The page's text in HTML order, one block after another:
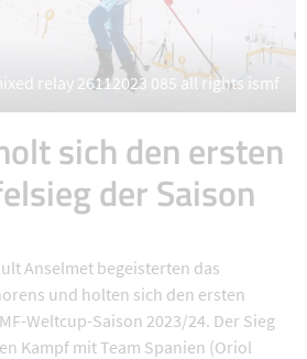
relay 26112023 085 all rights ismf
sich den ersten
der Saison
Anselmet begeisterten das
und holten sich den ersten
Weltcup-Saison 2023/24. Der Sieg
Kampf mit Team Spanien (Oriol